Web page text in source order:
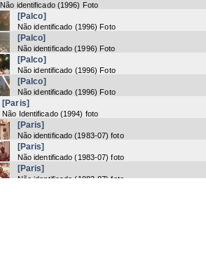
Não identificado (1996) Foto
[Palco]
Não identificado (1996) Foto
[Palco]
Não identificado (1996) Foto
[Palco]
Não identificado (1996) Foto
[Palco]
Não identificado (1996) Foto
[Paris]
Não Identificado (1994) foto
[Paris]
Não identificado (1983-07) foto
[Paris]
Não identificado (1983-07) foto
[Paris]
Não identificado (1983-07) foto